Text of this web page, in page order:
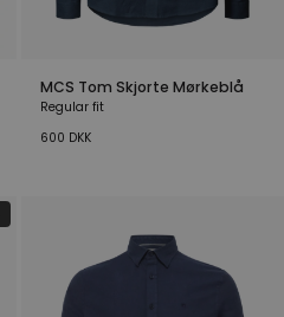
MCS Tom Skjorte Mørkeblå
Regular fit
600 DKK